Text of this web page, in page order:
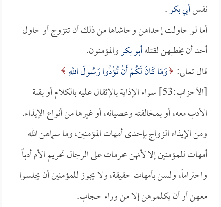
نفسأبي بكر.
أما لو حاولت إحداهن وحاشاها من ذلك أن تتزوج أو حاول
أحد أن يخطبهن لقتلهأبو بكروالمؤمنون.
قال تعالى: وَمَا كَانَ لَكُمْ أَنْ تُؤْذُوا رَسُولَ اللَّهِ
[الأحزاب:53] سواء الإذاية بالإثقال عليه بالكلام أو بقلة
الأدب معه، أو بمخالفته وعصيانه، أو غيرها من أنواع الإيذاء.
ومن الإيذاء الزواج بإحدى أمهات المؤمنين، وما سماهن الله
أمهات للمؤمنين إلا لأنهن محرمات على الرجال تحريم الأم أدباً
واحتراماً، ولسن بأمهات حقيقة، ولا يجوز للمؤمنين أن يجلسوا
معهن أو أن يكلموهن إلا من وراء حجاب.